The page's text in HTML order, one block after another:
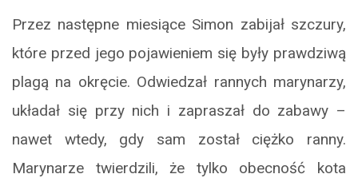
Przez następne miesiące Simon zabijał szczury,
które przed jego pojawieniem się były prawdziwą
plagą na okręcie. Odwiedzał rannych marynarzy,
układał się przy nich i zapraszał do zabawy –
nawet wtedy, gdy sam został ciężko ranny.
Marynarze twierdzili, że tylko obecność kota